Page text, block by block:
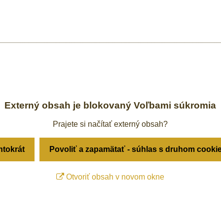
Externý obsah je blokovaný Voľbami súkromia
Prajete si načítať externý obsah?
Povoliť a zapamätať - súhlas s druhom
Otvoriť obsah v novom okne